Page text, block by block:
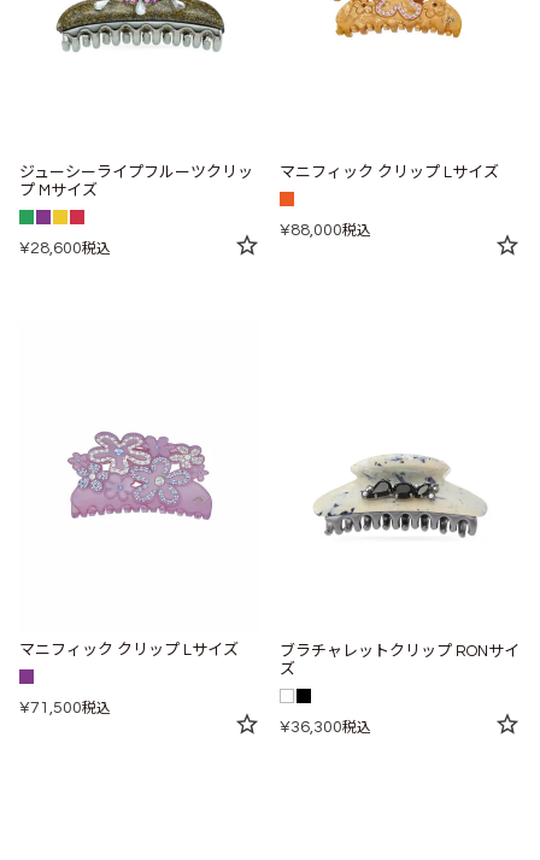
ジューシーライプフルーツクリッ
プ Mサイズ
¥28,600税込
マニフィック クリップ Lサイズ
¥88,000税込
マニフィック クリップ Lサイズ
¥71,500税込
ブラチャレットクリップ RONサイ
ズ
¥36,300税込